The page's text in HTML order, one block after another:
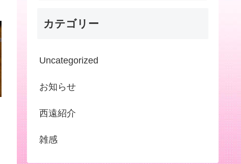
カテゴリー
Uncategorized
お知らせ
西遠紹介
雑感